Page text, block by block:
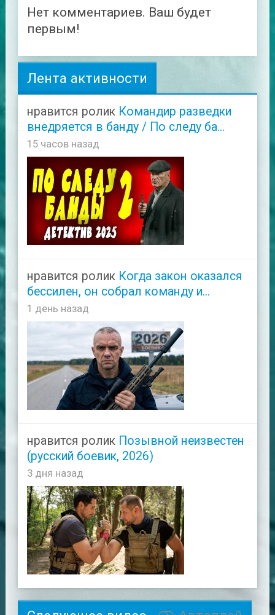
Нет комментариев. Ваш будет
первым!
Лента активности
нравится ролик Командир разведки
внедряется в банду / По следу ба...
15 часов назад
нравится ролик Когда закон оказался
бессилен, он собрал команду и...
1 день назад
нравится ролик Позывной неизвестен
(русский боевик, 2026)
3 дня назад